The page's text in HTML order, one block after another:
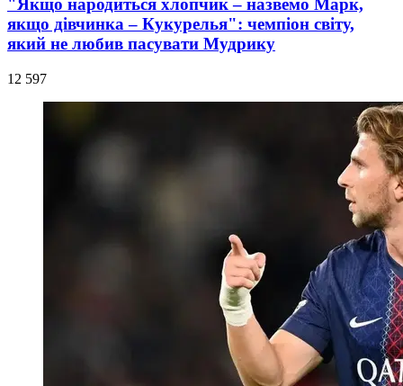
"Якщо народиться хлопчик – назвемо Марк,
якщо дівчинка – Кукурелья": чемпіон світу,
який не любив пасувати Мудрику
12 597